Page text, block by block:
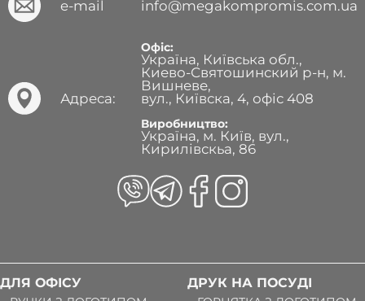
e-mail info@megakompromis.com.ua
Адреса:
Офіс:
Україна, Київська обл.,
Киево-Святошинский р-н, м.
Вишневе,
вул., Київска, 4, офіс 408
Виробництво:
Україна, м. Київ, вул.,
Кирилівскьа, 86
ДЛЯ ОФІСУ ДРУК НА ПОСУДІ